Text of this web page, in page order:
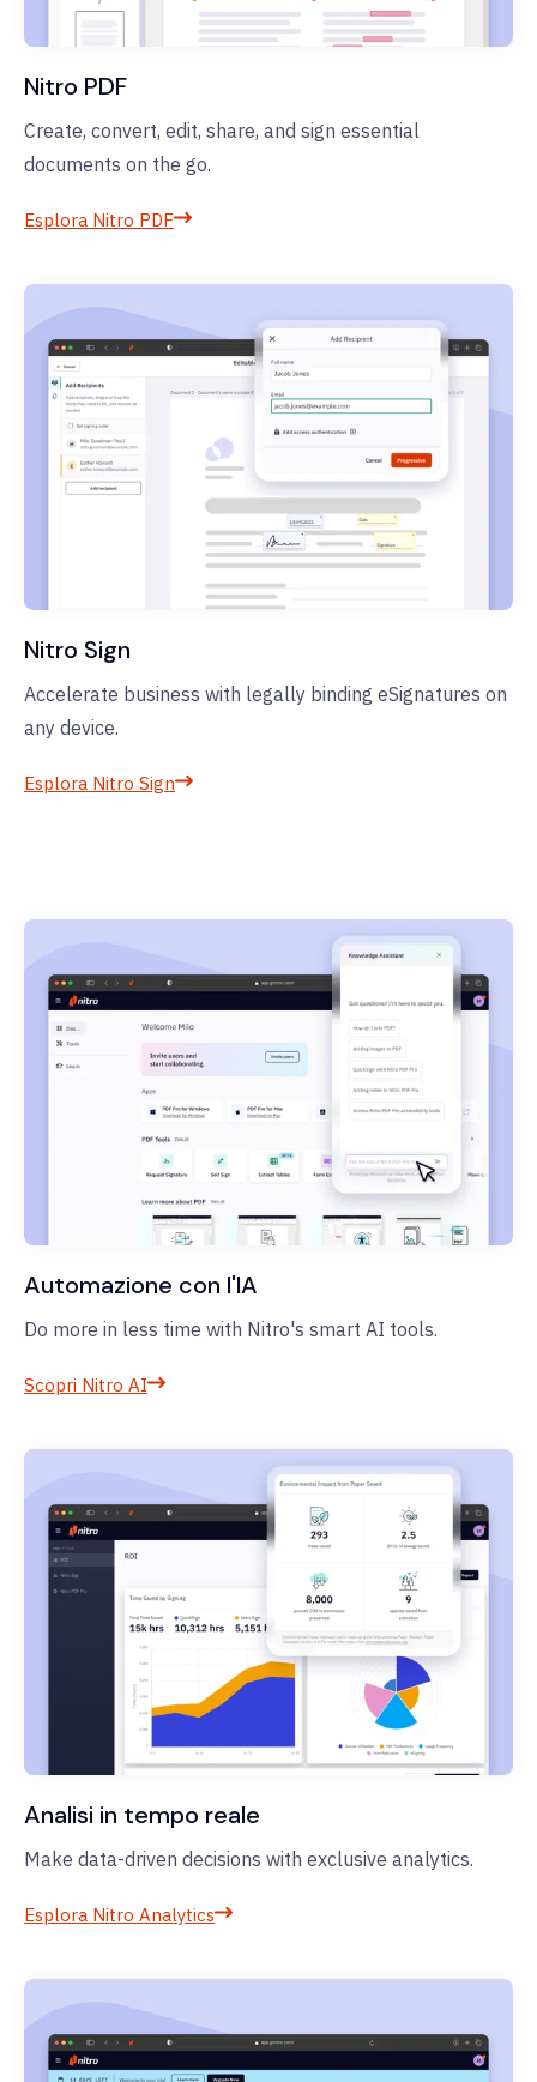
Nitro PDF
Create, convert, edit, share, and sign essential
documents on the go.
Esplora Nitro PDF
Nitro Sign
Accelerate business with legally binding eSignatures on
any device.
Esplora Nitro Sign
Automazione con l'IA
Do more in less time with Nitro's smart AI tools.
Scopri Nitro AI
Analisi in tempo reale
Make data-driven decisions with exclusive analytics.
Esplora Nitro Analytics